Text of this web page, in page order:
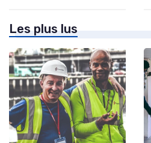
Les plus lus